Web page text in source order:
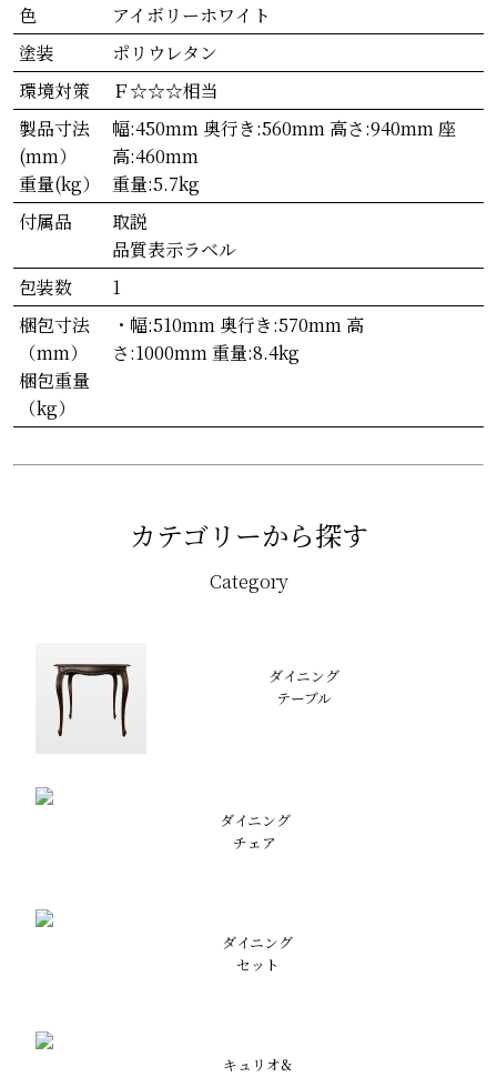
色
アイボリーホワイト
塗装
ポリウレタン
環境対策
Ｆ☆☆☆相当
製品寸法
(mm）
重量(kg）
幅:450mm 奥行き:560mm 高さ:940mm 座
高:460mm
重量:5.7kg
付属品
取説
品質表示ラベル
包装数
1
梱包寸法
（mm）
梱包重量
（kg）
・幅:510mm 奥行き:570mm 高
さ:1000mm 重量:8.4kg
カテゴリーから探す
Category
ダイニング
テーブル
ダイニング
チェア
ダイニング
セット
キュリオ&